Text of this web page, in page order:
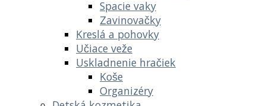
Spacie vaky
Zavinovačky
Kreslá a pohovky
Učiace veže
Uskladnenie hračiek
Koše
Organizéry